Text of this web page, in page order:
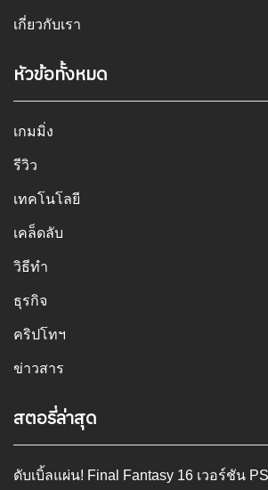
เกี่ยวกับเรา
หัวข้อทั้งหมด
เกมมิ่ง
รีวิว
เทคโนโลยี
เคล็ดลับ
วิธีทำ
ธุรกิจ
คริปโทฯ
ข่าวสาร
สตอรี่ล่าสุด
ดับเบิ้ลแผ่น! Final Fantasy 16 เวอร์ชัน